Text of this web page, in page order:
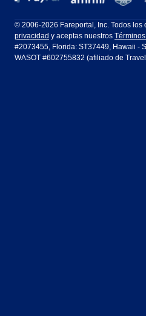
LATAM Airlines
Air Europa
Ft Lauderdale
Houston
Dublín
Guadalajara
© 2006-2026 Fareportal, Inc. Todos los
privacidad y aceptas nuestros
#2073455, Florida: ST37449, Hawaii -
WASOT #602755832 (afiliado de